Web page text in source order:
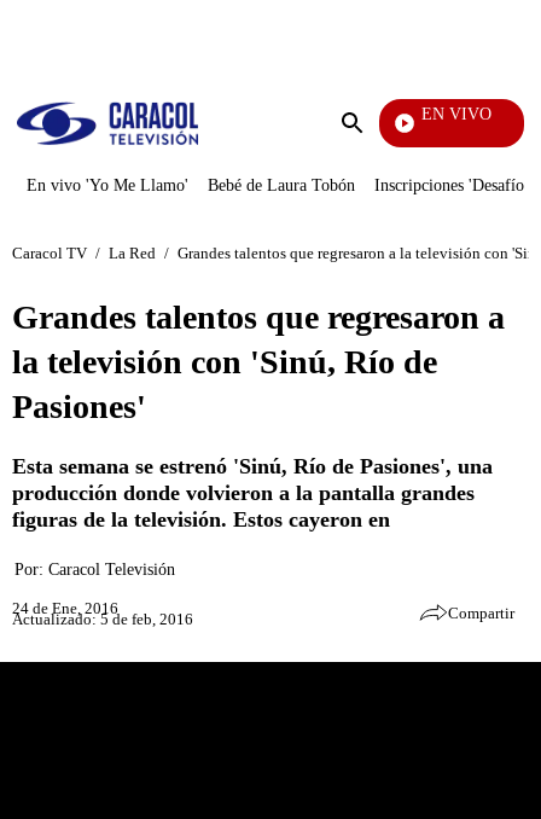
Enviar
EN VIVO
Yo Me
En vivo 'Yo Me Llamo' Bebé de Laura Tobón Inscripciones 'Desafío'
Caracol TV / La Red / Grandes talentos que regresaron a la televisión con
Grandes talentos que regresaron a
la televisión con 'Sinú, Río de
Pasiones'
Esta semana se estrenó 'Sinú, Río de Pasiones', una
producción donde volvieron a la pantalla grandes
figuras de la televisión. Estos cayeron en
Por: Caracol Televisión
24 de Ene, 2016
Actualizado: 5 de feb, 2016 Compartir